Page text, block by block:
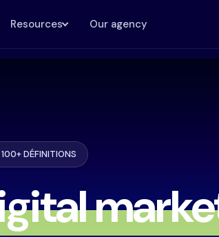
Resources Our agency
100+ DÉFINITIONS